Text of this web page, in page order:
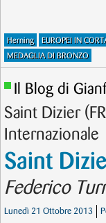
Herning EUROPEI IN
MEDAGLIA DI BRONZO
Il Blog di
Saint Dizier
Internazionale
Saint
Federico
Lunedì 21 Ottobre 2013